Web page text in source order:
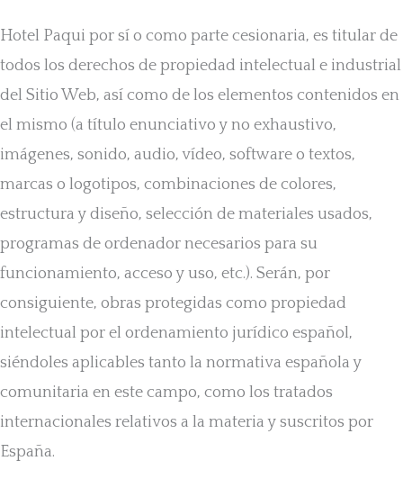
Hotel Paqui por sí o como parte cesionaria, es titular de
todos los derechos de propiedad intelectual e industrial
del Sitio Web, así como de los elementos contenidos en
el mismo (a título enunciativo y no exhaustivo,
imágenes, sonido, audio, vídeo, software o textos,
marcas o logotipos, combinaciones de colores,
estructura y diseño, selección de materiales usados,
programas de ordenador necesarios para su
funcionamiento, acceso y uso, etc.). Serán, por
consiguiente, obras protegidas como propiedad
intelectual por el ordenamiento jurídico español,
siéndoles aplicables tanto la normativa española y
comunitaria en este campo, como los tratados
internacionales relativos a la materia y suscritos por
España.